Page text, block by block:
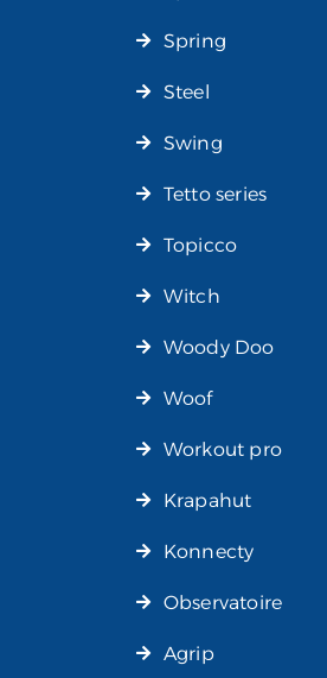
Spring
Steel
Swing
Tetto series
Topicco
Witch
Woody Doo
Woof
Workout pro
Krapahut
Konnecty
Observatoire
Agrip